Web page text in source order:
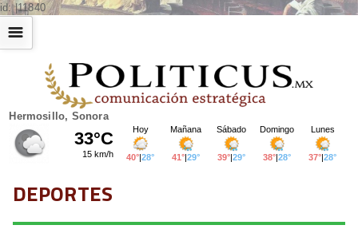
id: |11840
Hermosillo, Sonora
☰
DEPORTES